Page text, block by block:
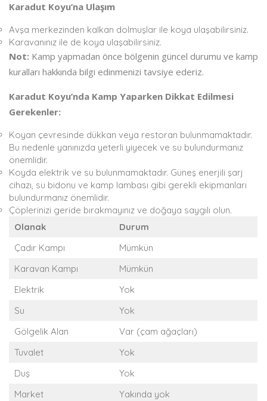
Karadut Koyu’na Ulaşım
Avşa merkezinden kalkan dolmuşlar ile koya ulaşabilirsiniz.
Karavanınız ile de koya ulaşabilirsiniz.
Not: Kamp yapmadan önce bölgenin güncel durumu ve kamp
kuralları hakkında bilgi edinmenizi tavsiye ederiz.
Karadut Koyu’nda Kamp Yaparken Dikkat Edilmesi
Gerekenler:
Koyan çevresinde dükkan veya restoran bulunmamaktadır.
Bu nedenle yanınızda yeterli yiyecek ve su bulundurmanız
önemlidir.
Koyda elektrik ve su bulunmamaktadır. Güneş enerjili şarj
cihazı, su bidonu ve kamp lambası gibi gerekli ekipmanları
bulundurmanız önemlidir.
Çöplerinizi geride bırakmayınız ve doğaya saygılı olun.
Olanak
Durum
Çadır Kampı
Mümkün
Karavan Kampı
Mümkün
Elektrik
Yok
Su
Yok
Gölgelik Alan
Var (çam ağaçları)
Tuvalet
Yok
Duş
Yok
Market
Yakında yok